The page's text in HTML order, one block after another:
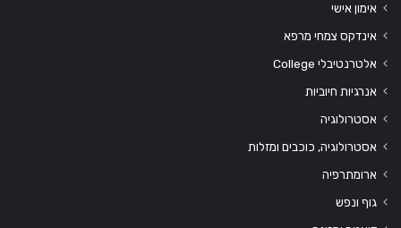
אימון אישי
אינדקס צמחי מרפא
אלטרנטיבלי College
אנרגיות חיוביות
אסטרולוגיה
אסטרולוגיה, כוכבים ומזלות
ארומתרפיה
גוף ונפש